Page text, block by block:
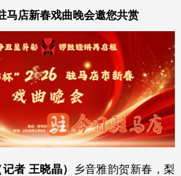
马店新春戏曲晚会邀您共赏
者 王晓晶）
乡音雅韵贺新春，梨